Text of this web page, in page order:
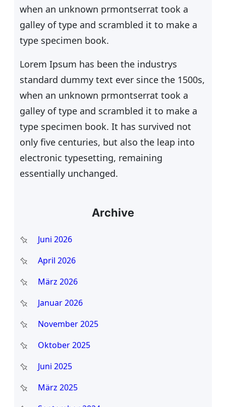
when an unknown prmontserrat took a
galley of type and scrambled it to make a
type specimen book.
Lorem Ipsum has been the industrys
standard dummy text ever since the 1500s,
when an unknown prmontserrat took a
galley of type and scrambled it to make a
type specimen book. It has survived not
only five centuries, but also the leap into
electronic typesetting, remaining
essentially unchanged.
Archive
Juni 2026
April 2026
März 2026
Januar 2026
November 2025
Oktober 2025
Juni 2025
März 2025